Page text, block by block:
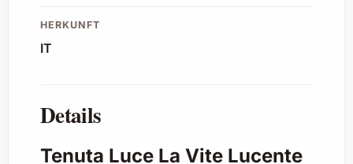
HERKUNFT
IT
Details
Tenuta Luce La Vite Lucente